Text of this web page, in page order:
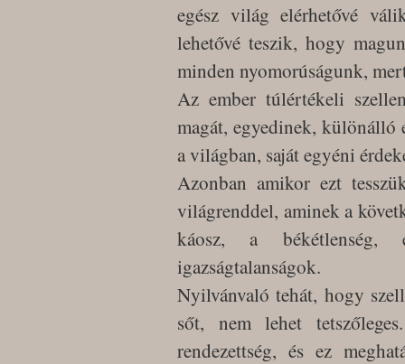
egész világ elérhetővé
lehetővé teszik, hogy
minden nyomorúságunk,
Az ember túlértékeli
magát, egyedinek, különálló
a világban, saját egyéni
Azonban amikor ezt
világrenddel, aminek a
káosz, a
igazságtalanságok.
Nyilvánvaló tehát, hogy
sőt, nem lehet
rendezettség, és ez